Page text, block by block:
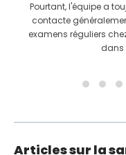
Pourtant, l'équipe a
contacte
examens réguliers
dans
Articles sur la